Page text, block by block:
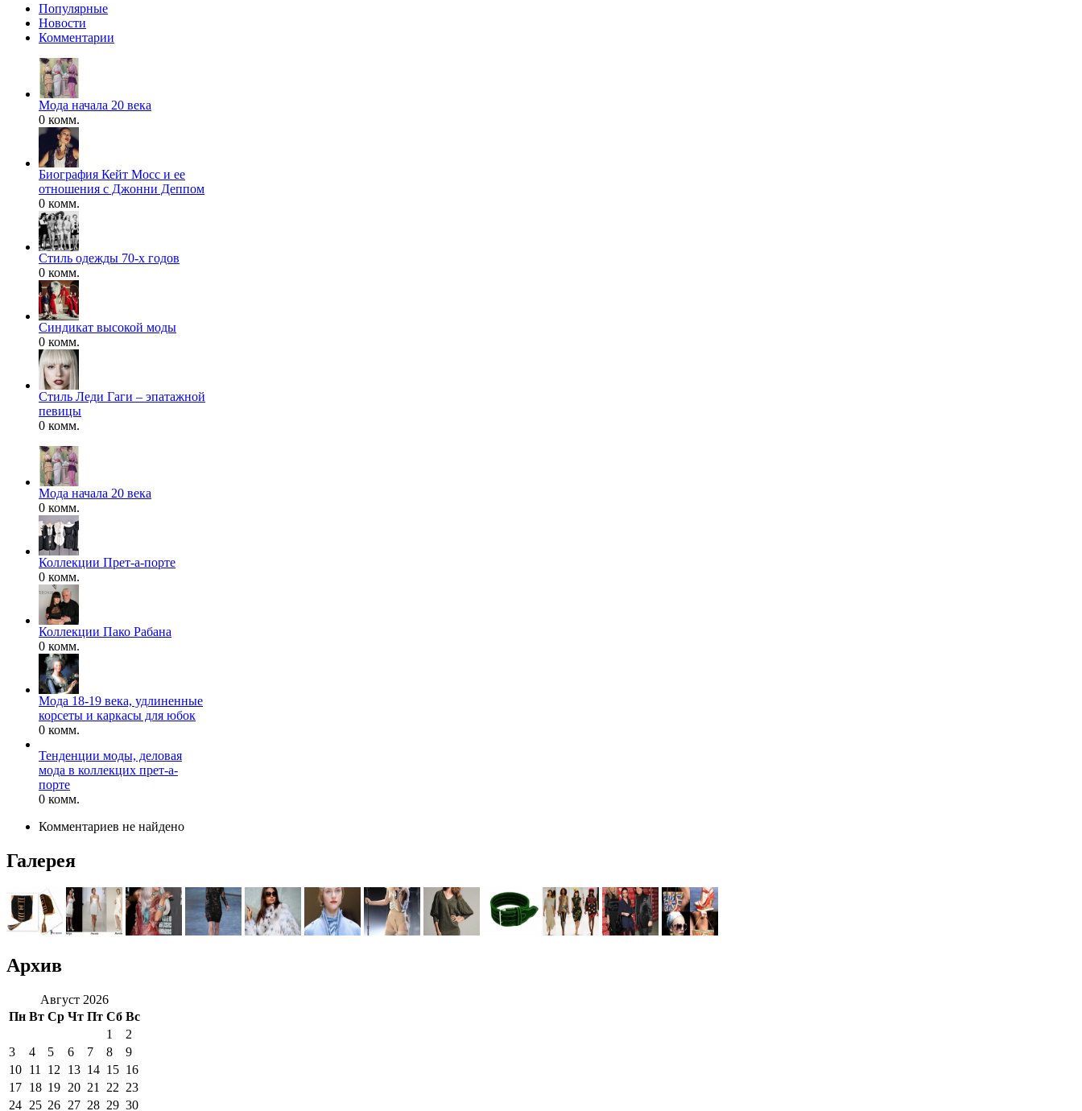
Популярные
Новости
Комментарии
Мода начала 20 века
0 комм.
Биография Кейт Мосс и ее
отношения с Джонни Деппом
0 комм.
Стиль одежды 70-х годов
0 комм.
Синдикат высокой моды
0 комм.
Стиль Леди Гаги – эпатажной
певицы
0 комм.
Мода начала 20 века
0 комм.
Коллекции Прет-а-порте
0 комм.
Коллекции Пако Рабана
0 комм.
Мода 18-19 века, удлиненные
корсеты и каркасы для юбок
0 комм.
Тенденции моды, деловая
мода в коллекцих прет-а-
порте
0 комм.
Комментариев не найдено
Галерея
Архив
Август 2026
Пн Вт Ср Чт Пт Сб Вс
1
2
3
4 5 6 7 8
9
10 11 12 13 14 15 16
17 18 19 20 21 22 23
24 25 26 27 28 29 30